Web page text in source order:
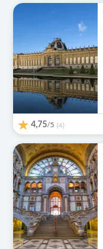
4,75/5 (4)